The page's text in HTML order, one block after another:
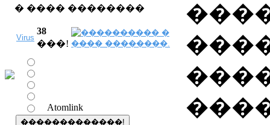
� ���� ��������
Virus
38
���!
Atomlink